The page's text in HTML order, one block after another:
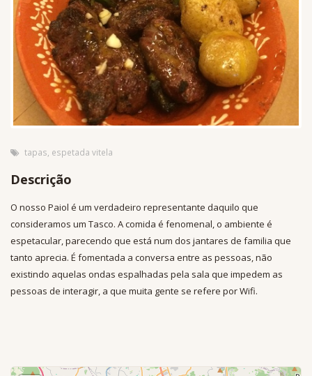
tapas, espetada vitela
Descrição
O nosso Paiol é um verdadeiro representante daquilo que
consideramos um Tasco. A comida é fenomenal, o ambiente é
espetacular, parecendo que está num dos jantares de familia que
tanto aprecia. É fomentada a conversa entre as pessoas, não
existindo aquelas ondas espalhadas pela sala que impedem as
pessoas de interagir, a que muita gente se refere por Wifi.